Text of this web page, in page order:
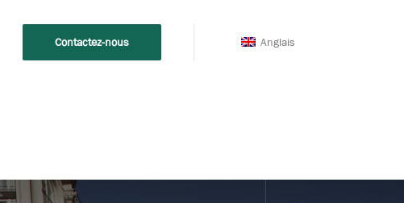
Contactez-nous Anglais